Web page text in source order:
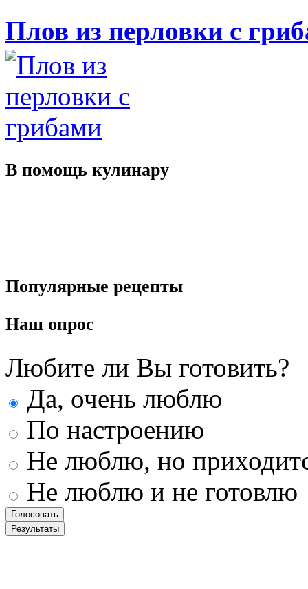
Плов из перловки с
В помощь кулинару
Популярные рецепты
Наш опрос
Любите ли Вы готовить?
Да, очень люблю
По настроению
Не люблю, но
Не люблю и не готовлю